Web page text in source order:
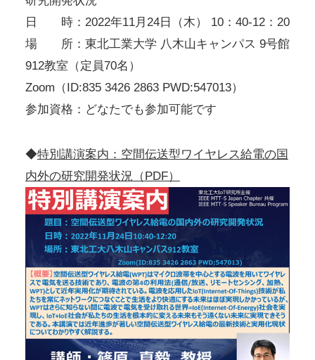
日 時：2022年11月24日（木） 10：40-12：20
場 所：東北工業大学 八木山キャンパス 9号館
912教室（定員70名）
Zoom（ID:835 3426 2863 PWD:547013）
参加資格：どなたでも参加可能です
◆特別講演案内：空間伝送型ワイヤレス給電の国
内外の研究開発状況（PDF）